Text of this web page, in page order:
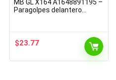
MB GL X164 A1648891195 –
Paragolpes delantero
$23.77